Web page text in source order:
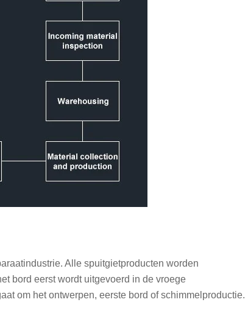
Alle spuitgietproducten worden
bord eerst wordt uitgevoerd in de vroege
om het ontwerpen, eerste bord of schimmelproductie.